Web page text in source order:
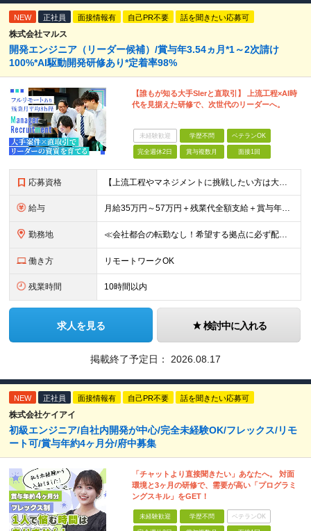
NEW 正社員 面接情報有 自己PR不要 話を聞きたい応募可
株式会社マルス
開発エンジニア（リーダー候補）/賞与年3.54ヵ月*1～2次請け
100%*AI駆動開発研修あり*定着率98%
【誰もが知る大手SIerと直取引】 上流工程×AI時
代を見据えた研修で、次世代のリーダーへ。
未経験歓迎 学歴不問 ベテランOK
完全週休2日 賞与複数月 面接1回
応募資格 【上流工程やマネジメントに挑戦したい方は大歓迎です！】 ★開発エンジニアとしての実務経験をお持ちの方 ★上記に加え、下記いずれかに該当する方 ・チームのリーダー／サブリーダーの経験をお持ちの方 ・教育
給与 月給35万円～57万円＋残業代全額支給＋賞与年3.45ヵ月(リーダー経験者) 月給32万円～43万円＋残業代全額支給＋賞与年3.45ヵ月(実務経験者) 入社時想定年収： 490万円～798万円(リー
勤務地 ≪会社都合の転勤なし！希望する拠点に必ず配属します。新潟Uターン・Iターン大歓迎！≫ 首都圏(東京、神奈川、千葉、埼玉)または新潟市、長岡市周辺のお客様先または各拠点での勤務となります。 ■東京支社
働き方 リモートワークOK
残業時間 10時間以内
求人を見る 検討中に入れる
掲載終了予定日： 2026.08.17
NEW 正社員 面接情報有 自己PR不要 話を聞きたい応募可
株式会社ケイアイ
初級エンジニア/自社内開発が中心/完全未経験OK/フレックス/リモ
ート可/賞与年約4ヶ月分/府中募集
「チャットより直接聞きたい」あなたへ。 対面
環境と3ヶ月の研修で、需要が高い「プログラミ
ングスキル」をGET！
未経験歓迎 学歴不問 ベテランOK